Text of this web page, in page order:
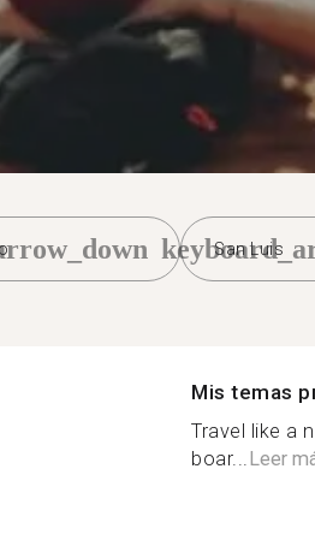
San Luis
Mis temas
Travel like a
boar...Leer